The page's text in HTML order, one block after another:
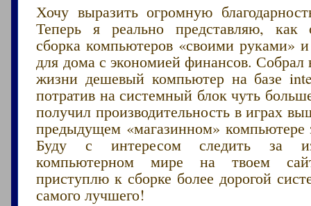
Хочу выразить огромную
Теперь я реально представляю, как
сборка компьютеров «своими руками»
для дома с экономией финансов. Собрал
жизни дешевый компьютер на базе
потратив на системный блок чуть
получил производительность в играх
предыдущем «магазинном»
Буду с интересом следить за
компьютерном мире на твоем
приступлю к сборке более дорогой
самого лучшего!